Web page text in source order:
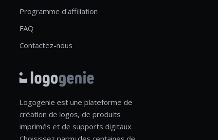
Programme d'affiliation
FAQ
Contactez-nous
Logogenie est une plateforme de
création de logos, de produits
imprimés et de supports digitaux.